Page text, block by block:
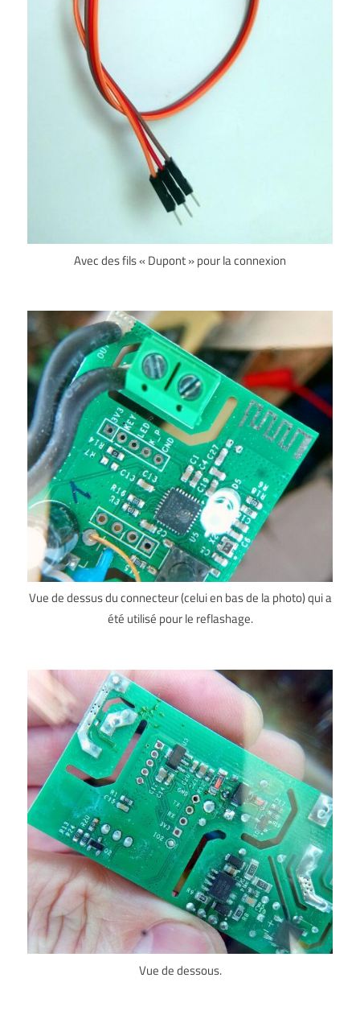
Avec des fils « Dupont » pour la connexion
Vue de dessus du connecteur (celui en bas de la photo) qui a
été utilisé pour le reflashage.
Vue de dessous.